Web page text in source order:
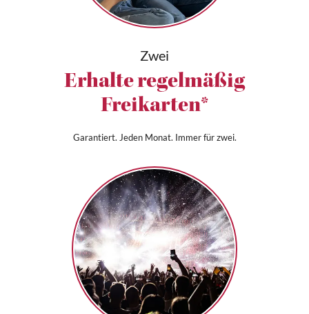
Zwei
Erhalte regelmäßig
Freikarten*
Garantiert. Jeden Monat. Immer für zwei.